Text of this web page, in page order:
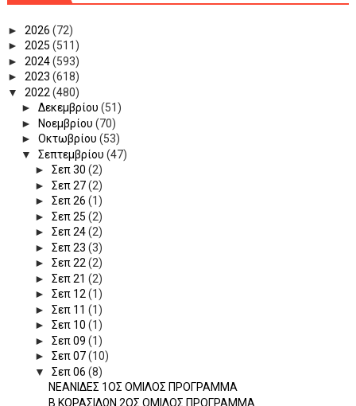
► 2026 (72)
► 2025 (511)
► 2024(593)
► 2023 (618)
▼ 2022 (480)
► Δεκεμβρίου (51)
►
Νοεμβρίου (70)
► Οκτωβρίου (53)
▼ Σεπτεμβρίου (47)
► Σεπ 30 (2)
► Σεπ 27(2)
► Σεπ 26 (1)
► Σεπ 25 (2)
► Σεπ 24(2)
► Σεπ 23 (3)
► Σεπ 22(2)
► Σεπ 21 (2)
► Σεπ 12(1)
► Σεπ 11 (1)
► Σεπ 10 (1)
► Σεπ 09 (1)
► Σεπ 07(10)
▼ Σεπ 06 (8)
ΝΕΑΝΙΔΕΣ 1ΟΣ ΟΜΙΛΟΣ ΠΡΟΓΡΑΜΜΑ
Β ΚΟΡΑΣΙΔΩΝ 2ΟΣ ΟΜΙΛΟΣ ΠΡΟΓΡΑΜΜΑ